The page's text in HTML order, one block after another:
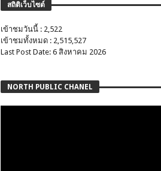
สถิติเว็บไซต์
เข้าชมวันนี้ : 2,522
เข้าชมทั้งหมด : 2,515,527
Last Post Date: 6 สิงหาคม 2026
NORTH PUBLIC CHANEL